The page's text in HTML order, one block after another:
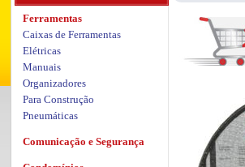
Ferramentas
Caixas de Ferramentas
Elétricas
Manuais
Organizadores
Para Construção
Pneumáticas
Comunicação e Segurança